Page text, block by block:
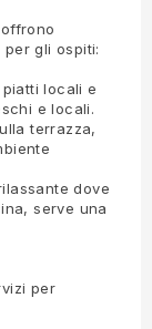
gli ospiti:
locali e
e locali.
terrazza,
dove
serve una
per